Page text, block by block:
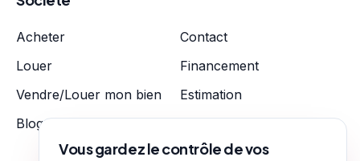
Acheter
Contact
Louer
Financement
Vendre/Louer mon bien
Estimation
Blog
Nos tarifs
Vous gardez le contrôle de vos